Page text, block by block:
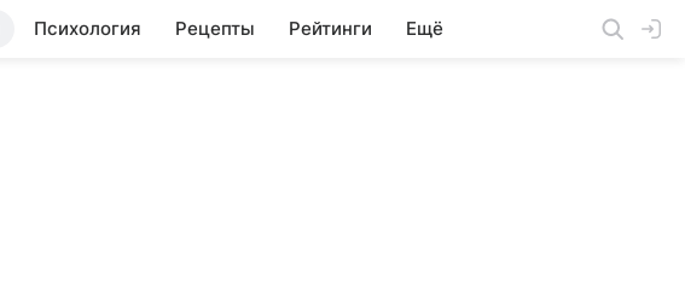
Психология Рецепты Рейтинги Ещё